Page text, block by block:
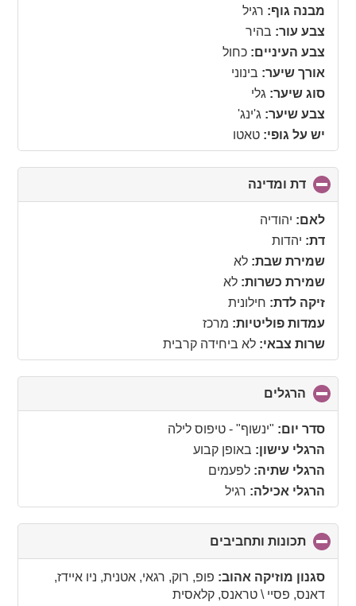
מבנה גוף: רגיל
צבע עור: בהיר
צבע העיניים: כחול
אורך שיער: בינוני
סוג שיער: גלי
צבע שיער: ג'ינג'
יש על גופי: טאטו
דת ומדינה
to
לאם: יהודיה
דת: יהדות
שמירת שבת: לא
שמירת כשרות: לא
זיקה לדת: חילונית
עמדות פוליטיות: מרכז
שרות צבאי: לא ביחידה קרבית
הרגלים
to
collapse
סדר יום: "ינשוף" - טיפוס לילה
הרגלי עישון: באופן קבוע
הרגלי שתיה: לפעמים
הרגלי אכילה: רגיל
תכונות ותחביבים
to
collapse
contents
סגנון מוזיקה אהוב: פופ, רוק, רגאי, אטנית, ניו איידז,
דאנס, פסיי \ טראנס, קלאסית